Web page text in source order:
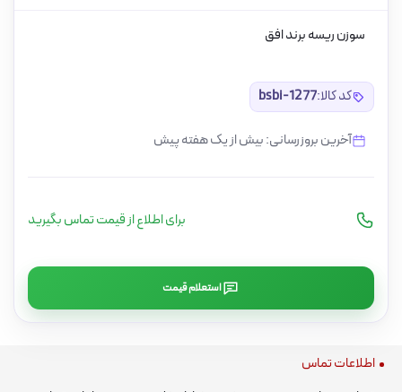
سوزن ریسه برند افق
کد کالا:bsbi-1277
آخرین بروزرسانی: بیش از یک هفته پیش
برای اطلاع از قیمت تماس بگیرید
استعلام قیمت
اطلاعات تماس